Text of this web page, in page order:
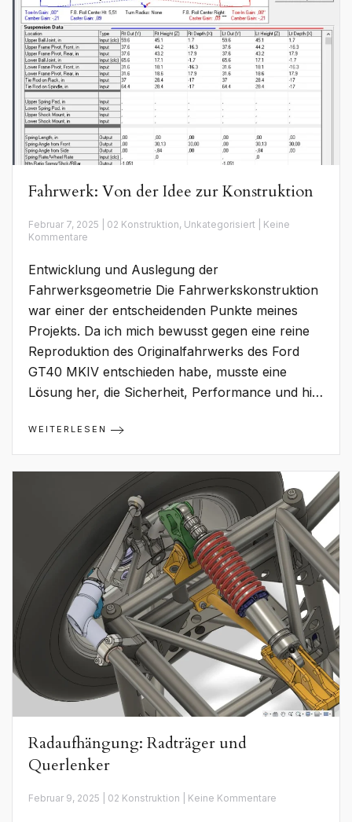
Fahrwerk: Von der Idee zur Konstruktion
Februar 7, 2025 | 02 Konstruktion, Unkategorisiert | Keine
Kommentare
der
Idee
zur
Konstruktion
Entwicklung und Auslegung der
Fahrwerksgeometrie Die Fahrwerkskonstruktion
war einer der entscheidenden Punkte meines
Projekts. Da ich mich bewusst gegen eine reine
Reproduktion des Originalfahrwerks des Ford
GT40 MKIV entschieden habe, musste eine
Lösung her, die Sicherheit, Performance und hi…
WEITERLESEN
Radaufhängung: Radträger und
Querlenker
Februar 9, 2025 | 02 Konstruktion | Keine Kommentare